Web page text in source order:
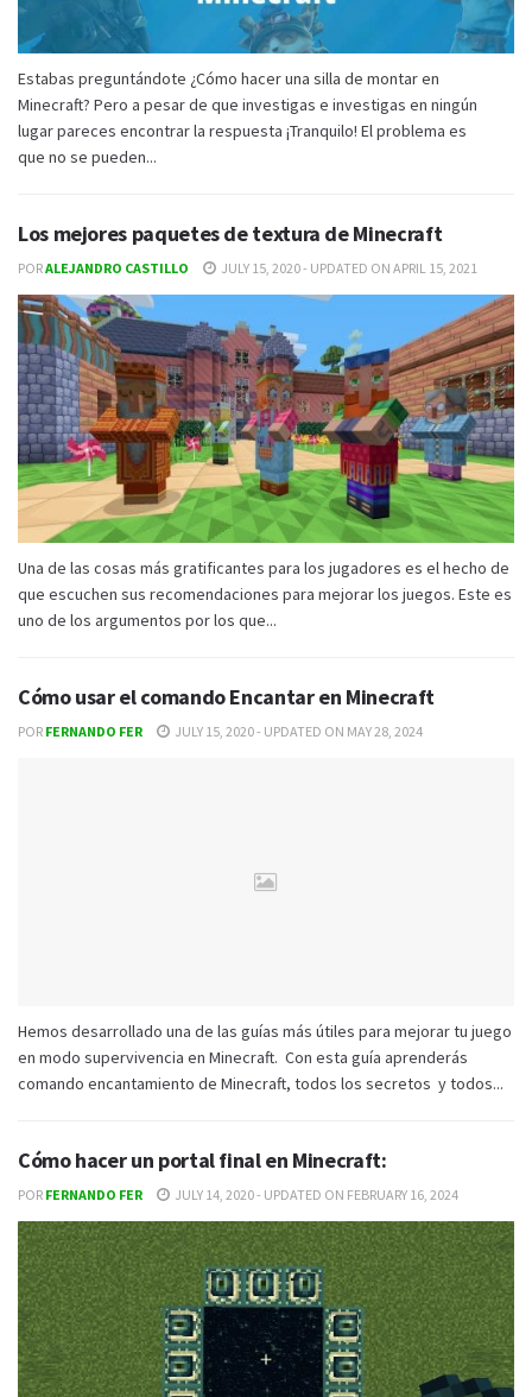
Estabas preguntándote ¿Cómo hacer una silla de montar en
Minecraft? Pero a pesar de que investigas e investigas en ningún
lugar pareces encontrar la respuesta ¡Tranquilo! El problema es
que no se pueden...
Los mejores paquetes de textura de Minecraft
PORALEJANDRO CASTILLO JULY 15, 2020 - UPDATED ON APRIL 15, 2021
Una de las cosas más gratificantes para los jugadores es el hecho de
que escuchen sus recomendaciones para mejorar los juegos. Este es
uno de los argumentos por los que...
Cómo usar el comando Encantar en Minecraft
POR FERNANDO FER JULY 15, 2020 - UPDATED ON MAY 28, 2024
Hemos desarrollado una de las guías más útiles para mejorar tu juego
en modo supervivencia en Minecraft. Con esta guía aprenderás
comando encantamiento de Minecraft, todos los secretos y todos...
Cómo hacer un portal final en Minecraft:
POR FERNANDO FER JULY 14, 2020 - UPDATED ON FEBRUARY 16, 2024